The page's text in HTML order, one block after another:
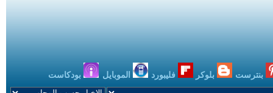
بنترست بلوكر فليبورد الموبايل بودكاست